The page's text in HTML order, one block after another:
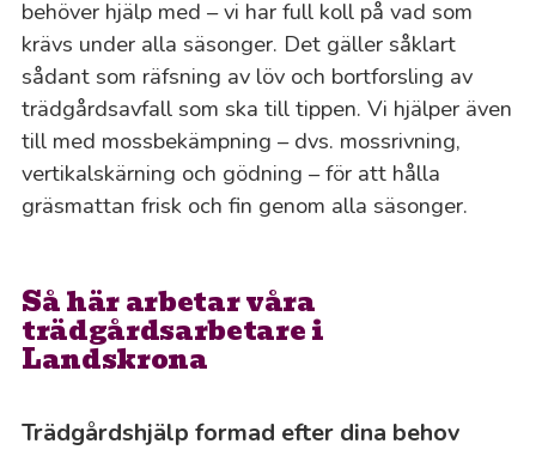
behöver hjälp med – vi har full koll på vad som
krävs under alla säsonger. Det gäller såklart
sådant som räfsning av löv och bortforsling av
trädgårdsavfall som ska till tippen. Vi hjälper även
till med mossbekämpning – dvs. mossrivning,
vertikalskärning och gödning – för att hålla
gräsmattan frisk och fin genom alla säsonger.
Så här arbetar våra
trädgårdsarbetare i
Landskrona
Trädgårdshjälp formad efter dina behov